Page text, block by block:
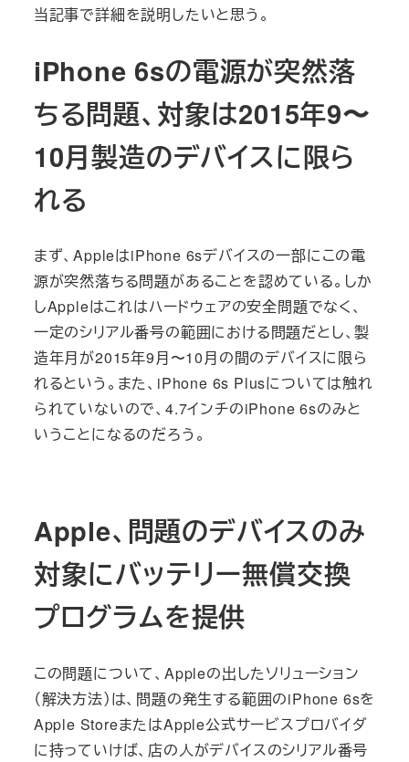
当記事で詳細を説明したいと思う。
iPhone 6sの電源が突然落
ちる問題、対象は2015年9〜
10月製造のデバイスに限ら
れる
まず、AppleはiPhone 6sデバイスの一部にこの電
源が突然落ちる問題があることを認めている。しか
しAppleはこれはハードウェアの安全問題でなく、
一定のシリアル番号の範囲における問題だとし、製
造年月が2015年9月〜10月の間のデバイスに限ら
れるという。また、iPhone 6s Plusについては触れ
られていないので、4.7インチのiPhone 6sのみと
いうことになるのだろう。
Apple、問題のデバイスのみ
対象にバッテリー無償交換
プログラムを提供
この問題について、Appleの出したソリューション
（解決方法）は、問題の発生する範囲のiPhone 6sを
Apple StoreまたはApple公式サービスプロバイダ
に持っていけば、店の人がデバイスのシリアル番号